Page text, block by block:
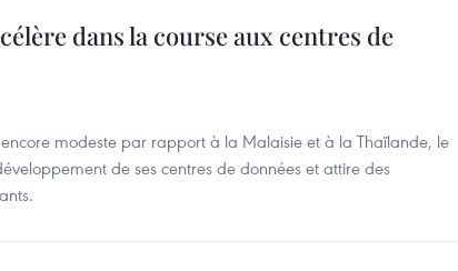
dans la course aux centres de
modeste par rapport à la Malaisie et à la Thaïlande, le
de ses centres de données et attire des